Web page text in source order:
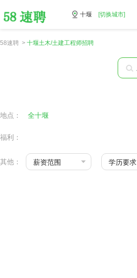
十堰 [切换城市]
58速聘 > 十堰土木/土建工程师招聘
地点： 全十堰
福利：
其他： 薪资范围 学历要求